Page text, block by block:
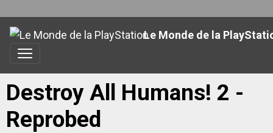
Le Monde de la
Destroy All Humans! 2 -
Reprobed